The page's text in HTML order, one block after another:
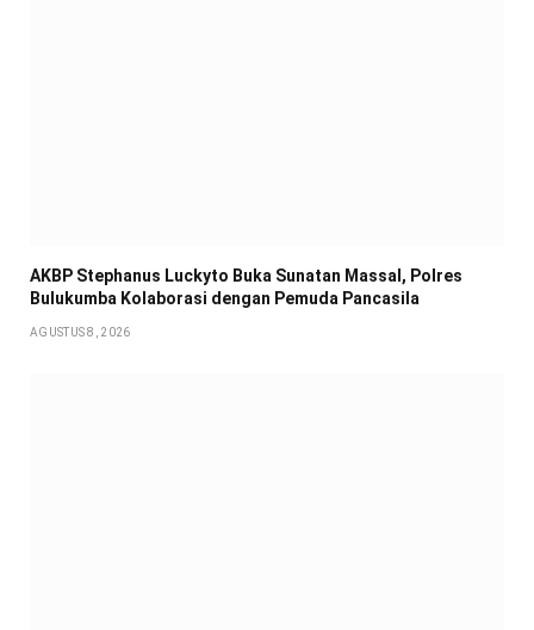
AKBP Stephanus Luckyto Buka Sunatan Massal, Polres
Bulukumba Kolaborasi dengan Pemuda Pancasila
AGUSTUS 8, 2026